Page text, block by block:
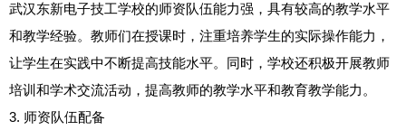
武汉东新电子技工学校的师资队伍能力强，具有较高的教学水平
和教学经验。教师们在授课时，注重培养学生的实际操作能力，
让学生在实践中不断提高技能水平。同时，学校还积极开展教师
培训和学术交流活动，提高教师的教学水平和教育教学能力。
3. 师资队伍配备